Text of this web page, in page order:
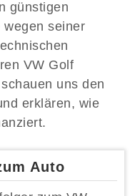
günstigen
wegen seiner
VW Golf
uns den
erklären, wie
Auto